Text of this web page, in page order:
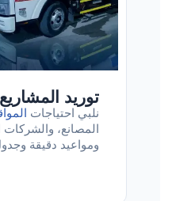
توريد
نلبي احتياجات
المصانع،
ومواعيد دقيقة